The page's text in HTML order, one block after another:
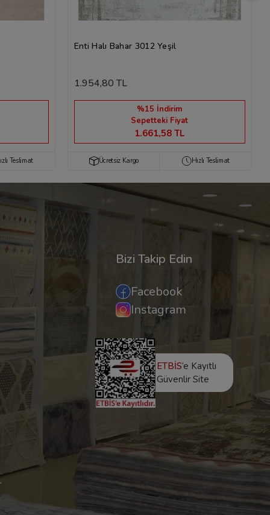
Teslimat
Enti Halı Bahar 3012 Yeşil
1.954,80 TL
%15 İndirim
Sepetteki Fiyat
1.661,58 TL
Ücretsiz Kargo Hızlı Teslimat
Bizi Takip Edin
Facebook
Instagram
ETBİS’e Kayıtlı
Güvenlir Site